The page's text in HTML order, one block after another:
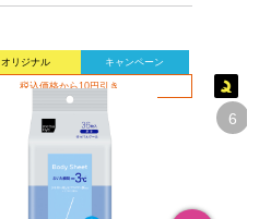
オリジナル キャンペーン
税込価格から10円引き